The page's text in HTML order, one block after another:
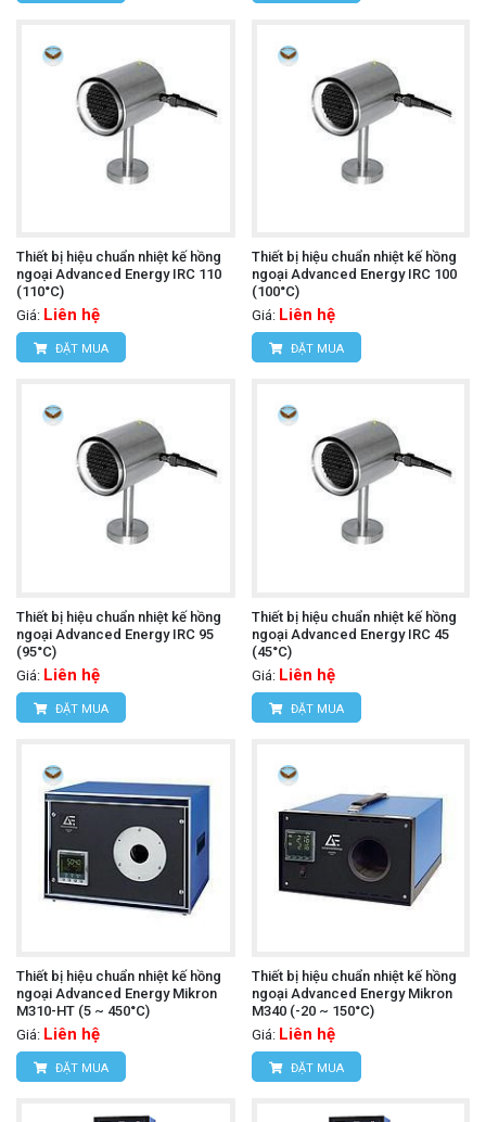
Thiết bị hiệu chuẩn nhiệt kế hồng
ngoại Advanced Energy IRC 110
(110°C)
Giá: Liên hệ
ĐẶT MUA
Thiết bị hiệu chuẩn nhiệt kế hồng
ngoại Advanced Energy IRC 100
(100°C)
Giá: Liên hệ
ĐẶT MUA
Thiết bị hiệu chuẩn nhiệt kế hồng
ngoại Advanced Energy IRC 95
(95°C)
Giá: Liên hệ
ĐẶT MUA
Thiết bị hiệu chuẩn nhiệt kế hồng
ngoại Advanced Energy IRC 45
(45°C)
Giá: Liên hệ
ĐẶT MUA
Thiết bị hiệu chuẩn nhiệt kế hồng
ngoại Advanced Energy Mikron
M310-HT (5 ~ 450°C)
Giá: Liên hệ
ĐẶT MUA
Thiết bị hiệu chuẩn nhiệt kế hồng
ngoại Advanced Energy Mikron
M340 (-20 ~ 150°C)
Giá: Liên hệ
ĐẶT MUA